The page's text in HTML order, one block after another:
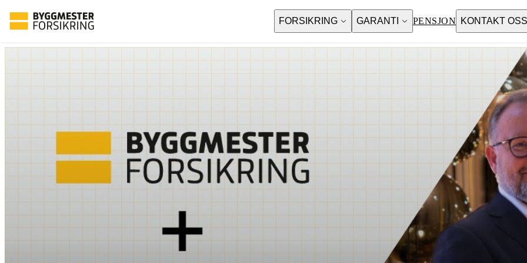
FORSIKRING GARANTI PENSJON KONTAKT OSS